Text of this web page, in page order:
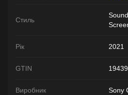
Стиль
Рік 2021
GTIN
Виробник Sony